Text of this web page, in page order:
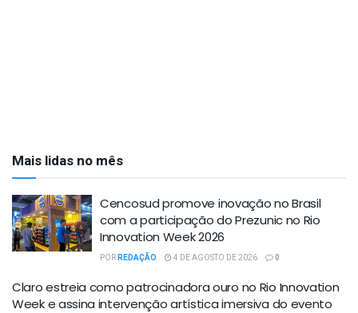
Mais lidas no mês
Cencosud promove inovação no Brasil
com a participação do Prezunic no Rio
Innovation Week 2026
PORREDAÇÃO 4 DE AGOSTO DE 2026 0
Claro estreia como patrocinadora ouro no Rio Innovation
Week e assina intervenção artística imersiva do evento